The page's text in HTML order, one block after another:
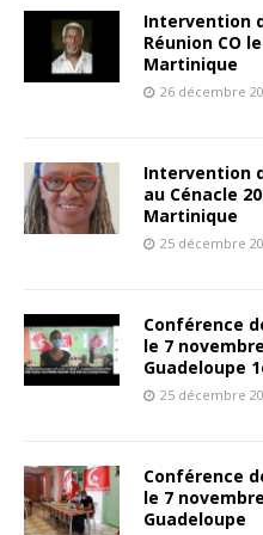
Intervention
Réunion CO
Martinique
26 décembre
Intervention
au Cénacle
Martinique
25 décembre
Conférence
le 7
Guadeloupe
25 décembre
Conférence
le 7
Guadeloupe